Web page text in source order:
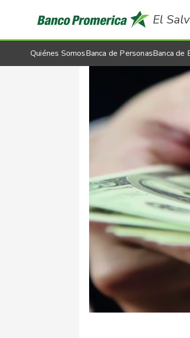
El
Quiénes SomosBanca de PersonasBanca de